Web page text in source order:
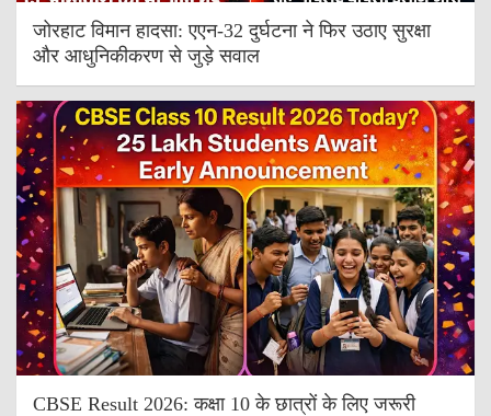
जोरहाट विमान हादसा: एएन-32 दुर्घटना ने फिर उठाए सुरक्षा
और आधुनिकीकरण से जुड़े सवाल
CBSE Result 2026: कक्षा 10 के छात्रों के लिए जरूरी